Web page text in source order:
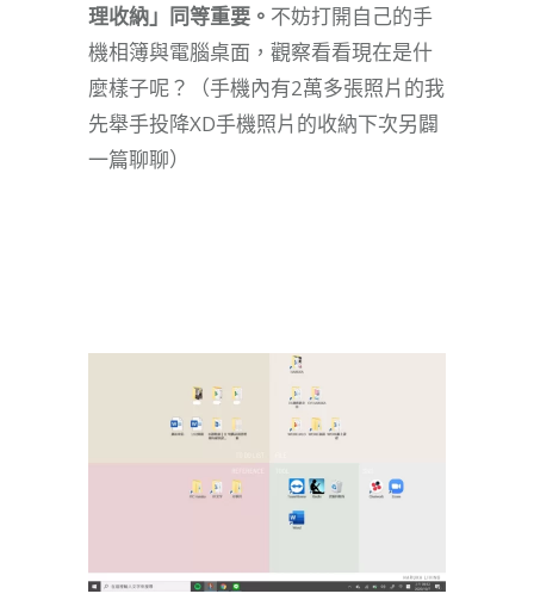
理收納」同等重要。 不妨打開自己的手
機相簿與電腦桌面，觀察看看現在是什
麼樣子呢？（手機內有2萬多張照片的我
先舉手投降XD手機照片的收納下次另闢
一篇聊聊）